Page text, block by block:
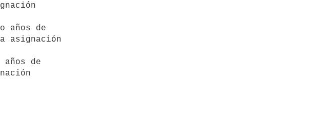
asignación